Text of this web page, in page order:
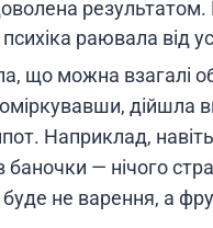
раювала від
що можна взагалі
дійшла
Наприклад,
— нічого
не варення, а